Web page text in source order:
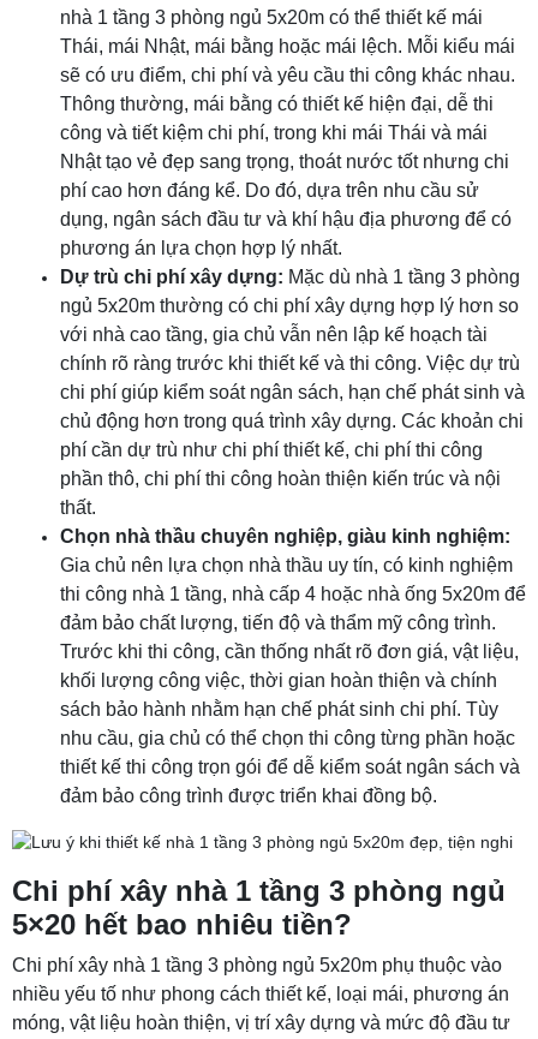
nhà 1 tầng 3 phòng ngủ 5x20m có thể thiết kế mái
Thái, mái Nhật, mái bằng hoặc mái lệch. Mỗi kiểu mái
sẽ có ưu điểm, chi phí và yêu cầu thi công khác nhau.
Thông thường, mái bằng có thiết kế hiện đại, dễ thi
công và tiết kiệm chi phí, trong khi mái Thái và mái
Nhật tạo vẻ đẹp sang trọng, thoát nước tốt nhưng chi
phí cao hơn đáng kể. Do đó, dựa trên nhu cầu sử
dụng, ngân sách đầu tư và khí hậu địa phương để có
phương án lựa chọn hợp lý nhất.
Dự trù chi phí xây dựng: Mặc dù nhà 1 tầng 3 phòng
ngủ 5x20m thường có chi phí xây dựng hợp lý hơn so
với nhà cao tầng, gia chủ vẫn nên lập kế hoạch tài
chính rõ ràng trước khi thiết kế và thi công. Việc dự trù
chi phí giúp kiểm soát ngân sách, hạn chế phát sinh và
chủ động hơn trong quá trình xây dựng. Các khoản chi
phí cần dự trù như chi phí thiết kế, chi phí thi công
phần thô, chi phí thi công hoàn thiện kiến trúc và nội
thất.
Chọn nhà thầu chuyên nghiệp, giàu kinh nghiệm:
Gia chủ nên lựa chọn nhà thầu uy tín, có kinh nghiệm
thi công nhà 1 tầng, nhà cấp 4 hoặc nhà ống 5x20m để
đảm bảo chất lượng, tiến độ và thẩm mỹ công trình.
Trước khi thi công, cần thống nhất rõ đơn giá, vật liệu,
khối lượng công việc, thời gian hoàn thiện và chính
sách bảo hành nhằm hạn chế phát sinh chi phí. Tùy
nhu cầu, gia chủ có thể chọn thi công từng phần hoặc
thiết kế thi công trọn gói để dễ kiểm soát ngân sách và
đảm bảo công trình được triển khai đồng bộ.
Chi phí xây nhà 1 tầng 3 phòng ngủ
5×20 hết bao nhiêu tiền?
Chi phí xây nhà 1 tầng 3 phòng ngủ 5x20m phụ thuộc vào
nhiều yếu tố như phong cách thiết kế, loại mái, phương án
móng, vật liệu hoàn thiện, vị trí xây dựng và mức độ đầu tư